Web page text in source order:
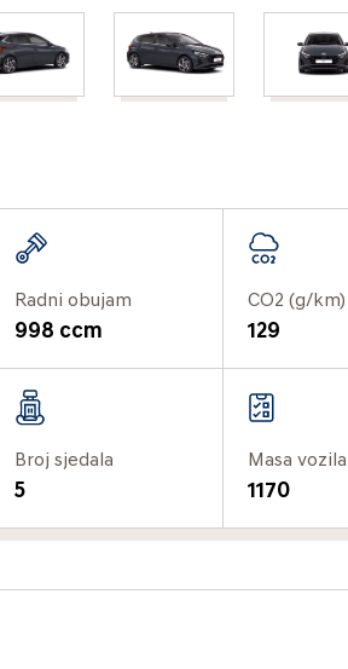
Radni obujam
998 ccm
CO2 (g/km)
129
Broj sjedala
5
Masa
1170